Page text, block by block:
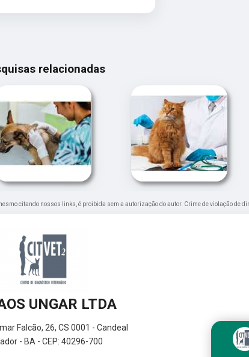
relacionadas
citando nossos links, é proibida sem a autorização do autor. Crime de violação de
UNGAR LTDA
Falcão, 26, CS 0001 - Candeal
- BA - CEP: 40296-700